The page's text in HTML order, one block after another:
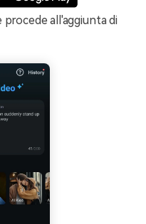
procede all'aggiunta di